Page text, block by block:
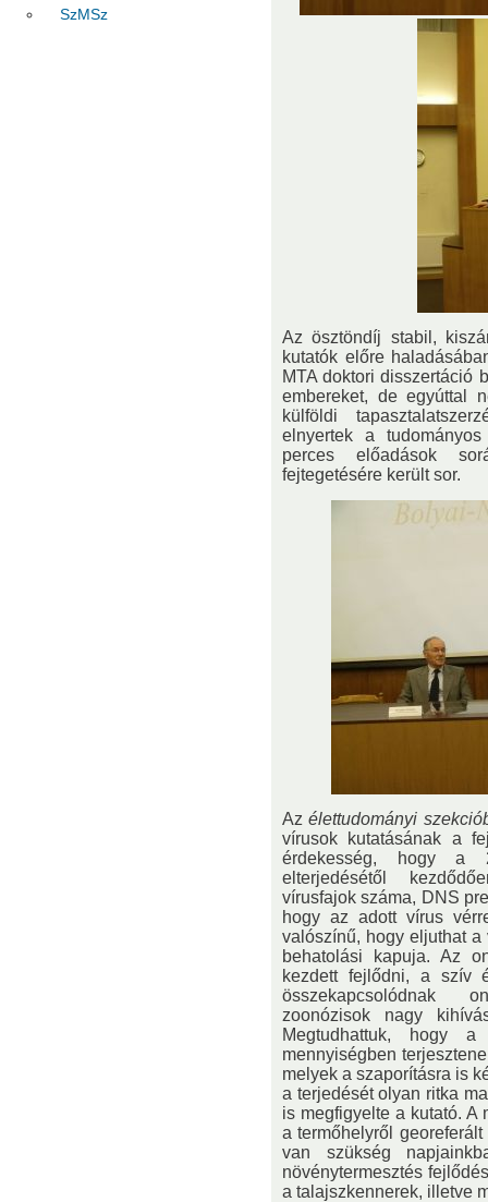
SzMSz Titkárság
Az ösztöndíj stabil,
kutatók előre
MTA doktori disszertáció
embereket, de egyúttal
külföldi
elnyertek a
perces előadások
fejtegetésére került sor.
Azélettudományi
vírusok kutatásának a
érdekesség, hogy a
elterjedésétől
vírusfajok száma, DNS
hogy az adott vírus
valószínű, hogy eljuthat
behatolási kapuja. Az
kezdett fejlődni, a szív
összekapcsolódnak
zoonózisok nagy
Megtudhattuk, hogy
mennyiségben
melyek a szaporításra is
a terjedését olyan ritka
is megfigyelte a kutató. A
a termőhelyről
van szükség
növénytermesztés
a talajszkennerek, illetve